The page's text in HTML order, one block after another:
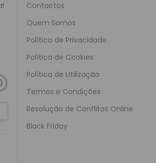
Contactos
Quem Somos
Política de Privacidade
Política de Cookies
Política de Utilização
Termos e Condições
Resolução de Conflitos Online
Black Friday